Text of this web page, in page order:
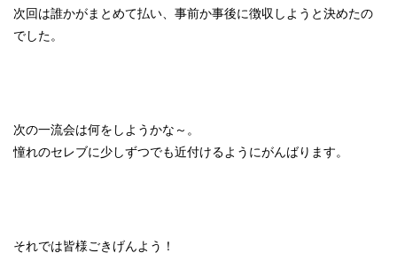
次回は誰かがまとめて払い、事前か事後に徴収しようと決めたの
でした。
次の一流会は何をしようかな～。
憧れのセレブに少しずつでも近付けるようにがんばります。
それでは皆様ごきげんよう！